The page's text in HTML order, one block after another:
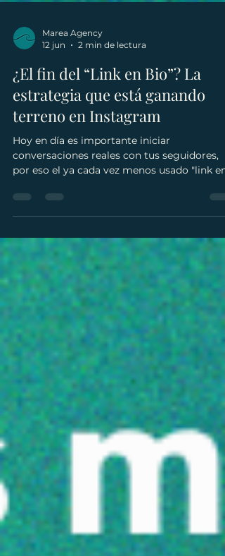
12 jun
2 min de lectura
¿El fin del “Link en Bio”? La
estrategia que está ganando
terreno en Instagram
Hoy en día es importante iniciar
conversaciones reales con tus seguidores,
por eso el ya cada vez menos usado "link en
bio" está perdiendo terreno frente a
"comenta X" o "Manda DM".